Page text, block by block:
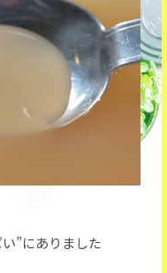
”にありました